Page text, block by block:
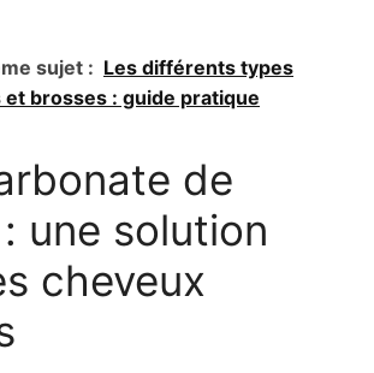
sujet : Les différents types
et brosses : guide pratique
de
une solution
cheveux